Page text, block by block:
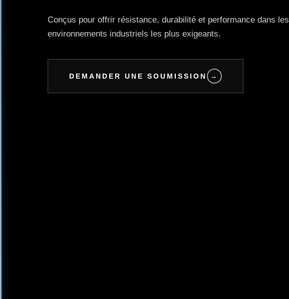
Conçus pour offrir résistance, durabilité et performance dans les
environnements industriels les plus exigeants.
DEMANDER UNE SOUMISSION →